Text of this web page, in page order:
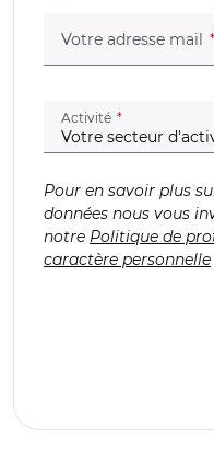
Votre adresse mail
Activité (champ
Pour en savoir plus
données nous vous
notre Politique de
caractère personnelle